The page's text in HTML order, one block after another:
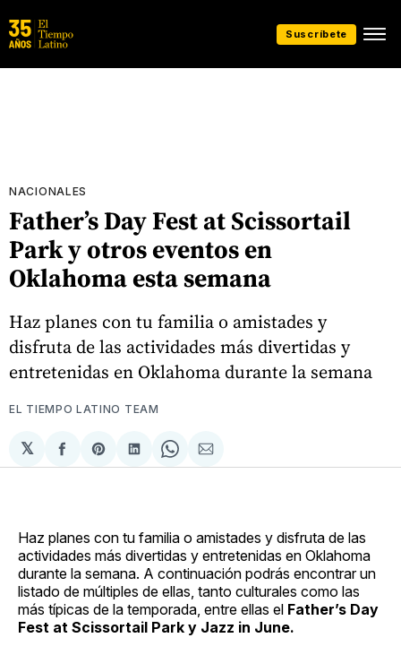
Suscríbete
NACIONALES
Father’s Day Fest at Scissortail
Park y otros eventos en
Oklahoma esta semana
Haz planes con tu familia o amistades y
disfruta de las actividades más divertidas y
entretenidas en Oklahoma durante la semana
EL TIEMPO LATINO TEAM
𝕏
Compartir
en
Share
on
Compartir
en
Share
on
Compartir
via
Haz planes con tu familia o amistades y disfruta de las
actividades más divertidas y entretenidas en Oklahoma
durante la semana. A continuación podrás encontrar un
listado de múltiples de ellas, tanto culturales como las
más típicas de la temporada, entre ellas el Father’s Day
Fest at Scissortail Park y Jazz in June.